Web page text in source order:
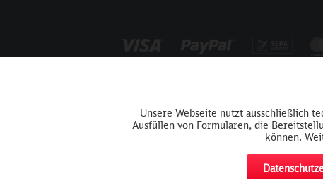
Tracking
Unsere Webseite nutzt ausschließlich
Ausfüllen von Formularen, die
können.